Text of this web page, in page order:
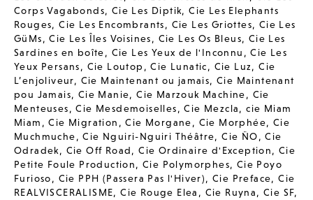
Corps Vagabonds, Cie Les Diptik,Cie Les Elephants
Rouges,Cie Les Encombrants, Cie Les Griottes, Cie Les
GüMs,Cie Les Îles Voisines, Cie Les Os Bleus, Cie Les
Sardines en boîte, Cie Les Yeux de l'Inconnu ,Cie Les
Yeux Persans, Cie Loutop ,Cie Lunatic, Cie Luz,Cie
L’enjoliveur, Cie Maintenant ou jamais,Cie Maintenant
pou Jamais, Cie Manie,Cie Marzouk Machine, Cie
Menteuses,Cie Mesdemoiselles,Cie Mezcla,cie Miam
Miam ,Cie Migration ,Cie Morgane, Cie Morphée, Cie
Muchmuche,Cie Nguiri-Nguiri Théâtre,Cie ÑO,Cie
Odradek, Cie Off Road,Cie Ordinaire d'Exception,Cie
Petite Foule Production,Cie Polymorphes, Cie Poyo
Furioso, Cie PPH (Passera Pas l'Hiver),Cie Preface,Cie
REALVISCERALISME,Cie Rouge Elea , Cie Ruyna,Cie SF,